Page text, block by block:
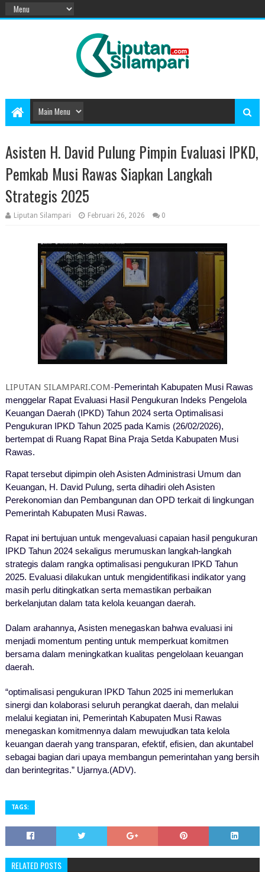
Asisten H. David Pulung Pimpin Evaluasi IPKD,
Pemkab Musi Rawas Siapkan Langkah
Strategis 2025
Liputan Silampari Februari 26, 2026 0
LIPUTAN SILAMPARI.COM-Pemerintah Kabupaten Musi Rawas
menggelar Rapat Evaluasi Hasil Pengukuran Indeks Pengelola
Keuangan Daerah (IPKD) Tahun 2024 serta Optimalisasi
Pengukuran IPKD Tahun 2025 pada Kamis (26/02/2026),
bertempat di Ruang Rapat Bina Praja Setda Kabupaten Musi
Rawas.
Rapat tersebut dipimpin oleh Asisten Administrasi Umum dan
Keuangan, H. David Pulung, serta dihadiri oleh Asisten
Perekonomian dan Pembangunan dan OPD terkait di lingkungan
Pemerintah Kabupaten Musi Rawas.
Rapat ini bertujuan untuk mengevaluasi capaian hasil pengukuran
IPKD Tahun 2024 sekaligus merumuskan langkah-langkah
strategis dalam rangka optimalisasi pengukuran IPKD Tahun
2025. Evaluasi dilakukan untuk mengidentifikasi indikator yang
masih perlu ditingkatkan serta memastikan perbaikan
berkelanjutan dalam tata kelola keuangan daerah.
Dalam arahannya, Asisten menegaskan bahwa evaluasi ini
menjadi momentum penting untuk memperkuat komitmen
bersama dalam meningkatkan kualitas pengelolaan keuangan
daerah.
“optimalisasi pengukuran IPKD Tahun 2025 ini memerlukan
sinergi dan kolaborasi seluruh perangkat daerah, dan melalui
melalui kegiatan ini, Pemerintah Kabupaten Musi Rawas
menegaskan komitmennya dalam mewujudkan tata kelola
keuangan daerah yang transparan, efektif, efisien, dan akuntabel
sebagai bagian dari upaya membangun pemerintahan yang bersih
dan berintegritas.” Ujarnya.(ADV).
TAGS:
RELATED POSTS